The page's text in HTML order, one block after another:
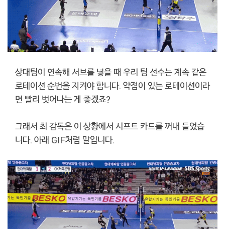
상대팀이 연속해 서브를 넣을 때 우리 팀 선수는 계속 같은
로테이션 순번을 지켜야 합니다. 약점이 있는 로테이션이라
면 빨리 벗어나는 게 좋겠죠?
그래서 최 감독은 이 상황에서 시프트 카드를 꺼내 들었습
니다. 아래 GIF처럼 말입니다.